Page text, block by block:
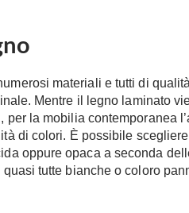
materiali e tutti di
Mentre il legno laminato
la mobilia contemporanea
di colori. È possibile
oppure opaca a seconda
tutte bianche o coloro